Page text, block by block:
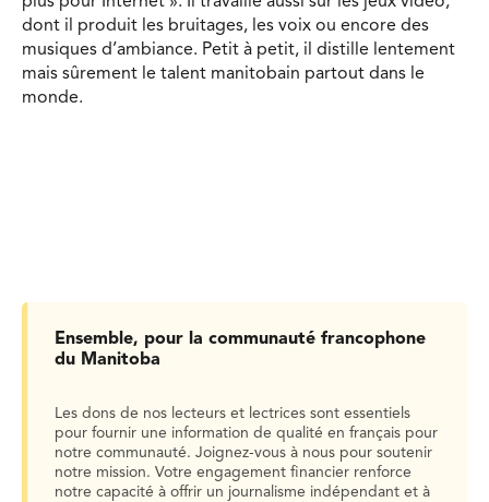
dont il produit les bruitages, les voix ou encore des
musiques d’ambiance. Petit à petit, il distille lentement
mais sûrement le talent manitobain partout dans le
monde.
Ensemble, pour la communauté francophone
du Manitoba
Les dons de nos lecteurs et lectrices sont essentiels
pour fournir une information de qualité en français pour
notre communauté. Joignez-vous à nous pour soutenir
notre mission. Votre engagement financier renforce
notre capacité à offrir un journalisme indépendant et à